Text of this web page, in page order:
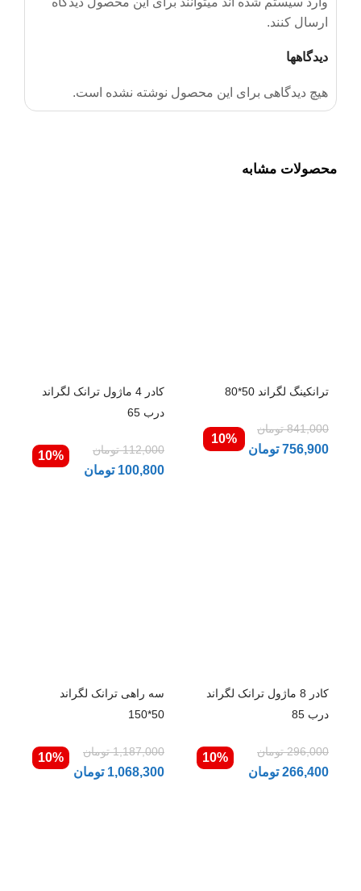
دیدگاهها
هیچ دیدگاهی برای این محصول نوشته نشده است.
ارسال کنند.
محصولات مشابه
ترانکینگ لگراند 50*80
841,000 تومان
756,900 تومان
10%
کادر 4 ماژول ترانک لگراند
درب 65
112,000 تومان
100,800 تومان
10%
کادر 8 ماژول ترانک لگراند
درب 85
296,000 تومان
266,400 تومان
10%
سه راهی ترانک لگراند
50*150
1,187,000 تومان
1,068,300 تومان
10%